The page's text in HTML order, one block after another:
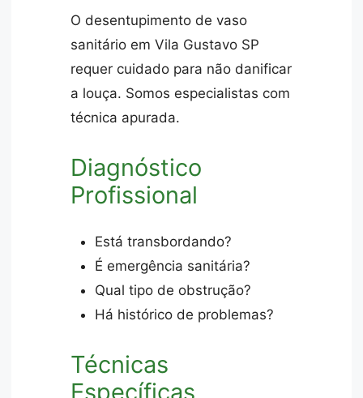
O desentupimento de vaso
sanitário em Vila Gustavo SP
requer cuidado para não danificar
a louça. Somos especialistas com
técnica apurada.
Diagnóstico
Profissional
Está transbordando?
É emergência sanitária?
Qual tipo de obstrução?
Há histórico de problemas?
Técnicas
Específicas